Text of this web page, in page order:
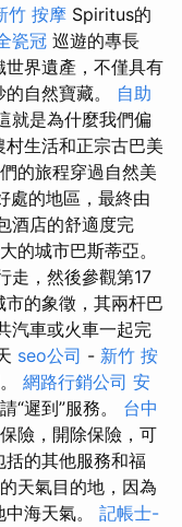
竹 按摩 Spiritus的
瓷冠 巡遊的專長
界遺產，不僅具有
自然寶藏。 自助
就是為什麼我們偏
生活和正宗古巴美
的旅程穿過自然美
處的地區，最終由
酒店的舒適度完
的城市巴斯蒂亞。
走，然後參觀第17
的象徵，其兩杆巴
汽車或火車一起完
seo公司 - 新竹 按
網路行銷公司 安
“遲到”服務。 台中
險，開除保險，可
的其他服務和福
天氣目的地，因為
海天氣。 記帳士-